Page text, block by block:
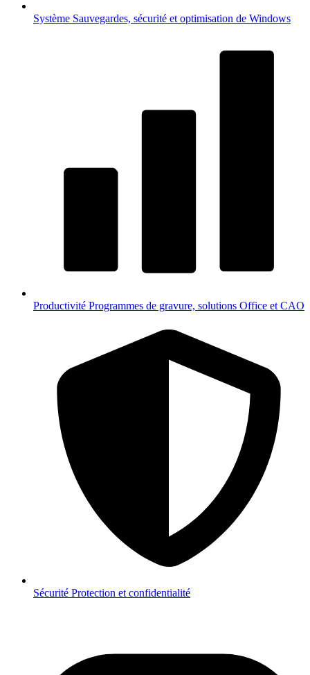
Système Sauvegardes, sécurité et optimisation de Windows
Productivité Programmes de gravure, solutions Office et CAO
Sécurité Protection et confidentialité